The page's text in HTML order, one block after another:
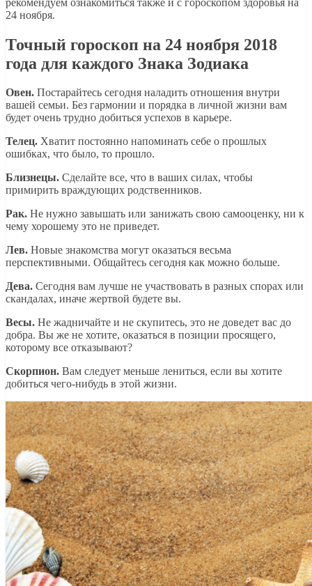
24 ноября.
Точный гороскоп на 24 ноября 2018
года для каждого Знака Зодиака
Овен. Постарайтесь сегодня наладить отношения внутри
вашей семьи. Без гармонии и порядка в личной жизни вам
будет очень трудно добиться успехов в карьере.
Телец. Хватит постоянно напоминать себе о прошлых
ошибках, что было, то прошло.
Близнецы. Сделайте все, что в ваших силах, чтобы
примирить враждующих родственников.
Рак. Не нужно завышать или занижать свою самооценку, ни к
чему хорошему это не приведет.
Лев. Новые знакомства могут оказаться весьма
перспективными. Общайтесь сегодня как можно больше.
Дева. Сегодня вам лучше не участвовать в разных спорах или
скандалах, иначе жертвой будете вы.
Весы. Не жадничайте и не скупитесь, это не доведет вас до
добра. Вы же не хотите, оказаться в позиции просящего,
которому все отказывают?
Скорпион. Вам следует меньше лениться, если вы хотите
добиться чего-нибудь в этой жизни.